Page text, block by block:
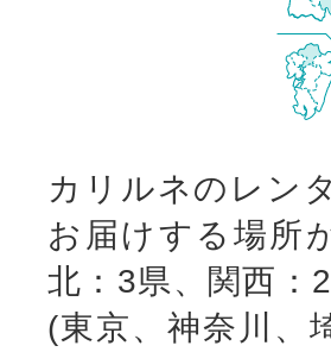
カリルネのレン
お届けする場所
北：3県、関西：
(東京、神奈川、